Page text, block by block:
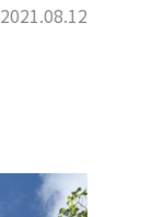
2021.08.12